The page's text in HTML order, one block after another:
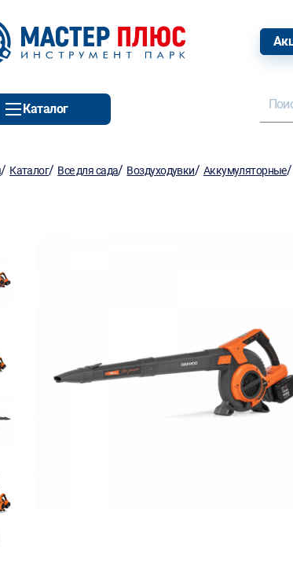
Каталог
/ Каталог/ Все для сада/ Воздуходувки/ Аккумуляторные/